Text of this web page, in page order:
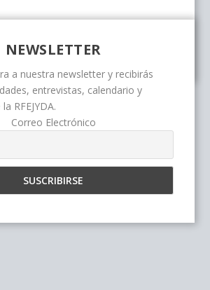
NEWSLETTER
a nuestra newsletter y recibirás
entrevistas, calendario y
RFEJYDA.
Correo Electrónico